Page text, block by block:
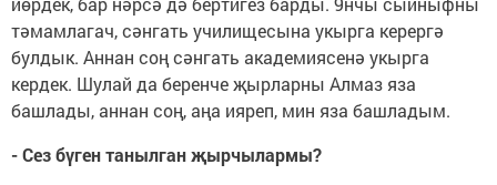
тәмамлагач, сәнгать училищесына укырга керергә
булдык. Аннан соң сәнгать академиясенә укырга
кердек. Шулай да беренче җырларны Алмаз яза
башлады, аннан соң, аңа ияреп, мин яза башладым.
- Сез бүген танылган җырчылармы?